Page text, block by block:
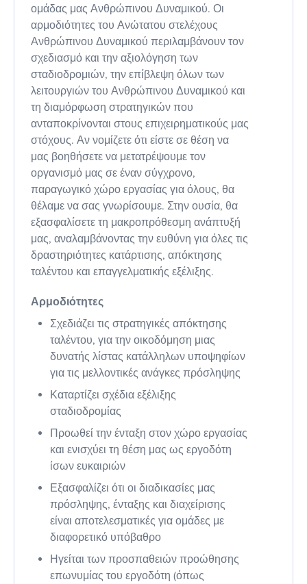
ομάδας μας Ανθρώπινου Δυναμικού. Οι
αρμοδιότητες του Ανώτατου στελέχους
Ανθρώπινου Δυναμικού περιλαμβάνουν τον
σχεδιασμό και την αξιολόγηση των
σταδιοδρομιών, την επίβλεψη όλων των
λειτουργιών του Ανθρώπινου Δυναμικού και
τη διαμόρφωση στρατηγικών που
ανταποκρίνονται στους επιχειρηματικούς μας
στόχους. Αν νομίζετε ότι είστε σε θέση να
μας βοηθήσετε να μετατρέψουμε τον
οργανισμό μας σε έναν σύγχρονο,
παραγωγικό χώρο εργασίας για όλους, θα
θέλαμε να σας γνωρίσουμε. Στην ουσία, θα
εξασφαλίσετε τη μακροπρόθεσμη ανάπτυξή
μας, αναλαμβάνοντας την ευθύνη για όλες τις
δραστηριότητες κατάρτισης, απόκτησης
ταλέντου και επαγγελματικής εξέλιξης.
Αρμοδιότητες
Σχεδιάζει τις στρατηγικές απόκτησης
ταλέντου, για την οικοδόμηση μιας
δυνατής λίστας κατάλληλων υποψηφίων
για τις μελλοντικές ανάγκες πρόσληψης
Καταρτίζει σχέδια εξέλιξης
σταδιοδρομίας
Προωθεί την ένταξη στον χώρο εργασίας
και ενισχύει τη θέση μας ως εργοδότη
ίσων ευκαιριών
Εξασφαλίζει ότι οι διαδικασίες μας
πρόσληψης, ένταξης και διαχείρισης
είναι αποτελεσματικές για ομάδες με
διαφορετικό υπόβαθρο
Ηγείται των προσπαθειών προώθησης
επωνυμίας του εργοδότη (όπως